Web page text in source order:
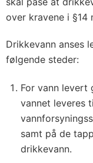
over kravene i §14
Drikkevann anses
følgende steder:
For vann levert
vannet leveres
samt på de
drikkevann.